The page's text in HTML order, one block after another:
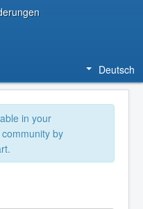
Deutsch
in your
by